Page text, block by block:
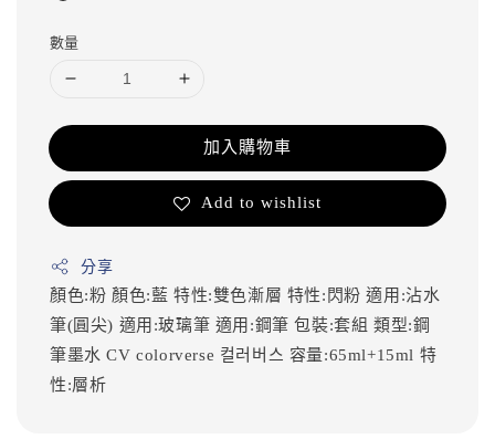
數量
加入購物車
Add to wishlist
分享
顏色:粉 顏色:藍 特性:雙色漸層 特性:閃粉適用:沾水
筆(圓尖) 適用:玻璃筆 適用:鋼筆包裝:套組類型:鋼
筆墨水CVcolorverse 컬러버스 容量:65ml+15ml 特
性:層析